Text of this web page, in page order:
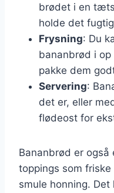
brødet i en
holde det
Frysning: Du
bananbrød i
pakke dem
Servering:
det er, eller
flødeost for
Bananbrød er
toppings som
smule honning.